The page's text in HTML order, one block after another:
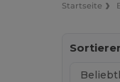
Startseite